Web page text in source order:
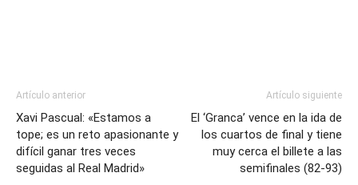
Artículo anterior
Xavi Pascual: «Estamos a
tope; es un reto apasionante y
difícil ganar tres veces
seguidas al Real Madrid»
Artículo siguiente
El ‘Granca’ vence en la ida de
los cuartos de final y tiene
muy cerca el billete a las
semifinales (82-93)